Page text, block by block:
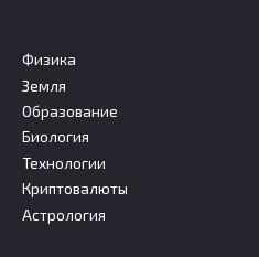
Физика
Земля
Образование
Биология
Технологии
Криптовалюты
Астрология